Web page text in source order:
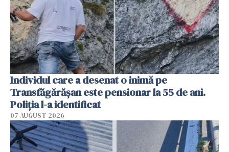
Individul care a desenat o inimă pe
Transfăgărășan este pensionar la 55 de ani.
Poliția l-a identificat
07 AUGUST 2026